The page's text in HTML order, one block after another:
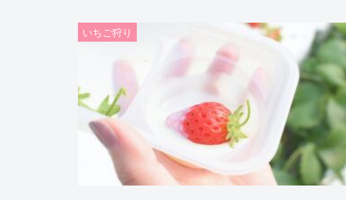
いちご狩り